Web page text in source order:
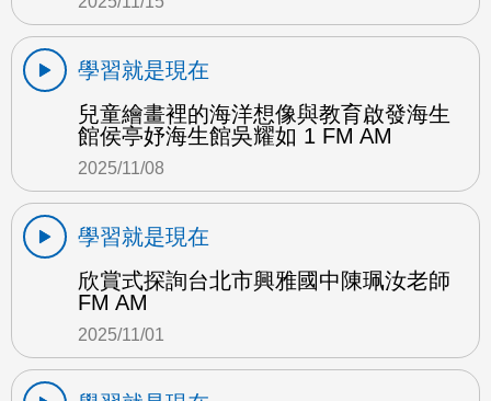
學習就是現在
兒童繪畫裡的海洋想像與教育啟發海生
館侯亭妤海生館吳耀如 1 FM AM
2025/11/08
學習就是現在
欣賞式探詢台北市興雅國中陳珮汝老師
FM AM
2025/11/01